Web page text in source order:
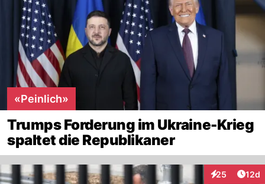
«Peinlich»
Trumps Forderung im Ukraine-Krieg
spaltet die Republikaner
25
Interaktionen
12d